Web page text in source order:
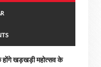
खड़खड़ी महोत्सव के